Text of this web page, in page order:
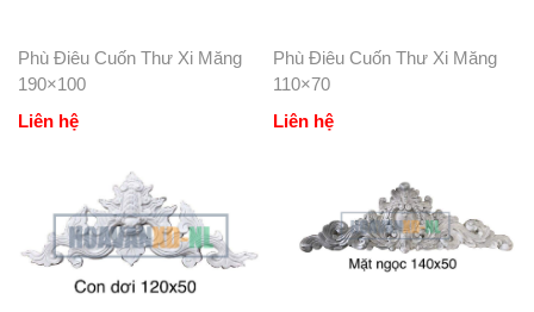
Phù Điêu Cuốn Thư Xi Măng
190×100
Liên hệ
Phù Điêu Cuốn Thư Xi Măng
110×70
Liên hệ